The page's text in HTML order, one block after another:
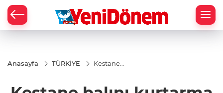
Anasayfa TÜRKİYE
Kestane
hamlesi: